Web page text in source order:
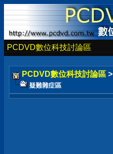
PCDVD數位科技討論區
PCDVD數位科技討論區 >
疑難雜症區